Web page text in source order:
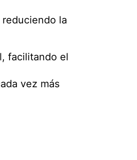
la
facilitando el
vez más